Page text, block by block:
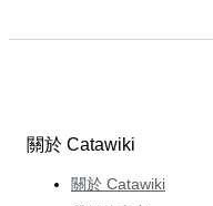
關於 Catawiki
關於 Catawiki